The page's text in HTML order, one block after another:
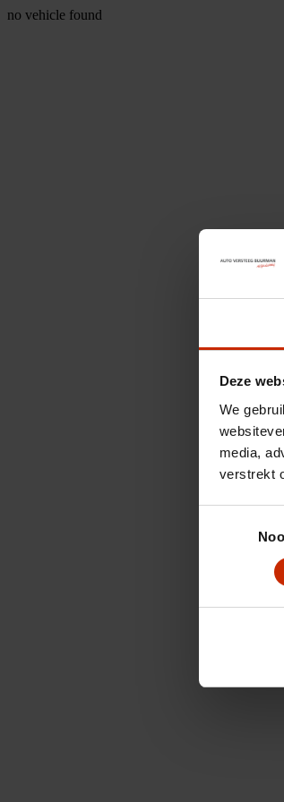
Deze
We
media,
verstrekt
no vehicle found